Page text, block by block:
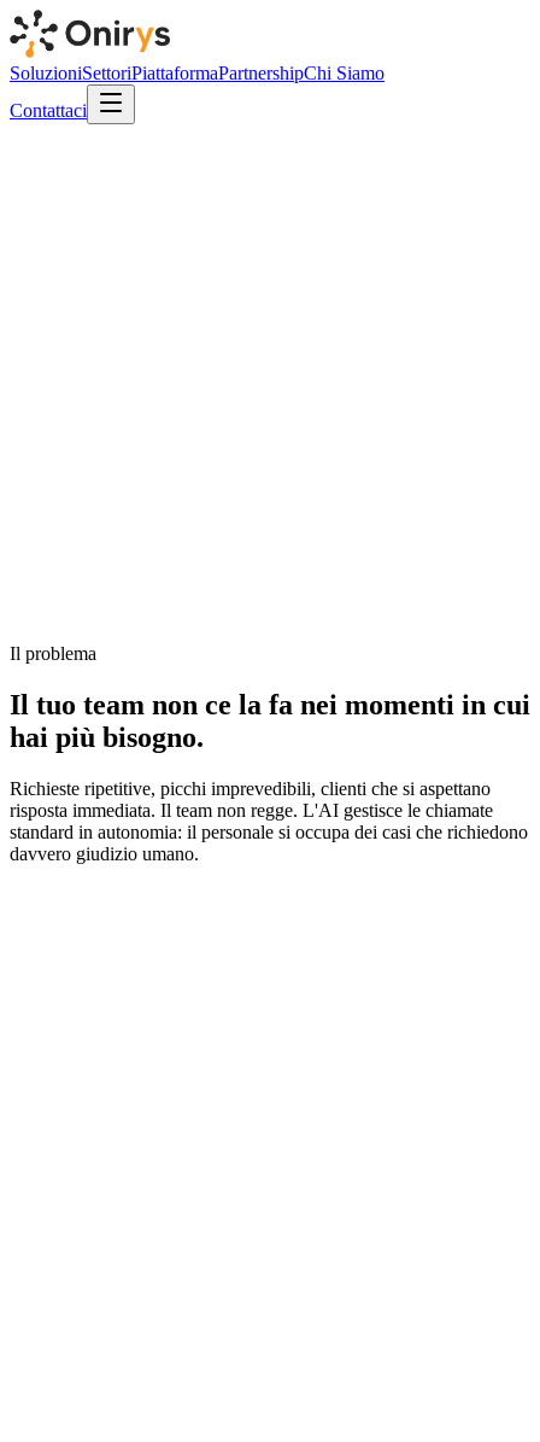
SoluzioniSettoriPiattaformaPartnershipChi Siamo
Contattaci
Il problema
Il tuo team non ce la fa nei momenti in cui
hai più bisogno.
Richieste ripetitive, picchi imprevedibili, clienti che si aspettano
risposta immediata. Il team non regge. L'AI gestisce le chiamate
standard in autonomia: il personale si occupa dei casi che richiedono
davvero giudizio umano.